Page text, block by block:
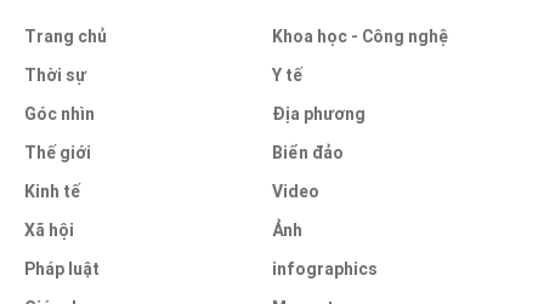
Trang chủ
Thời sự
Góc nhìn
Thế giới
Kinh tế
Xã hội
Pháp luật
Khoa học - Công nghệ
Y tế
Địa phương
Biển đảo
Video
Ảnh
infographics